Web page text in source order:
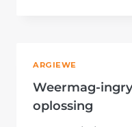
TYDENS
TE
ARGIEWE
Weermag-
oplossing